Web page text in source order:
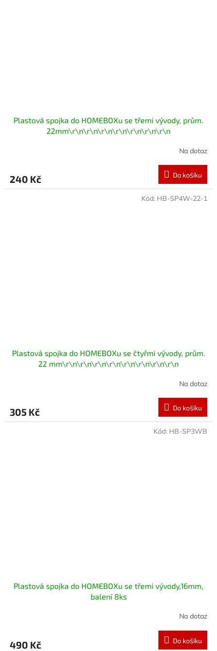
Plastová spojka do HOMEBOXu se třemi vývody, prům.
22mm\r\n\r\n\r\n\r\n\r\n\r\n\r\n
Na dotaz
240 Kč Do košíku
Plastová spojka do HOMEBOXu se čtyřmi vývody, prům.
22 mm\r\n\r\n\r\n\r\n\r\n\r\n\r\n\r\n
Na dotaz
305 Kč Do košíku
Kód: HB-SP4W-22-1
Plastová spojka do HOMEBOXu se třemi vývody,16mm,
balení 8ks
Na dotaz
490 Kč Do košíku
Kód: HB-SP3WB